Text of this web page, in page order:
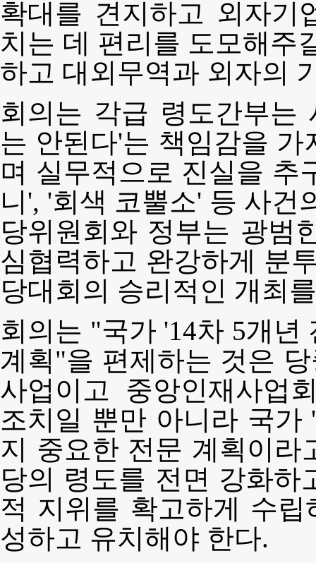
확대를 견지하고 외자기
치는 데 편리를 도모해주
하고 대외무역과 외자의
회의는 각급 령도간부는
는 안된다'는 책임감을
며 실무적으로 진실을 추
니', '회색 코뿔소' 등 사건
당위원회와 정부는 광범
심협력하고 완강하게 분
당대회의 승리적인 개최
회의는 "국가 '14차 5개
계획"을 편제하는 것은
사업이고 중앙인재사업
조치일 뿐만 아니라 국가
지 중요한 전문 계획이라
당의 령도를 전면 강화하
적 지위를 확고하게 수
성하고 유치해야 한다.